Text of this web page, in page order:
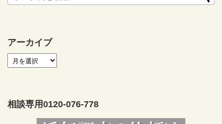
アーカイブ
相談専用0120-076-778